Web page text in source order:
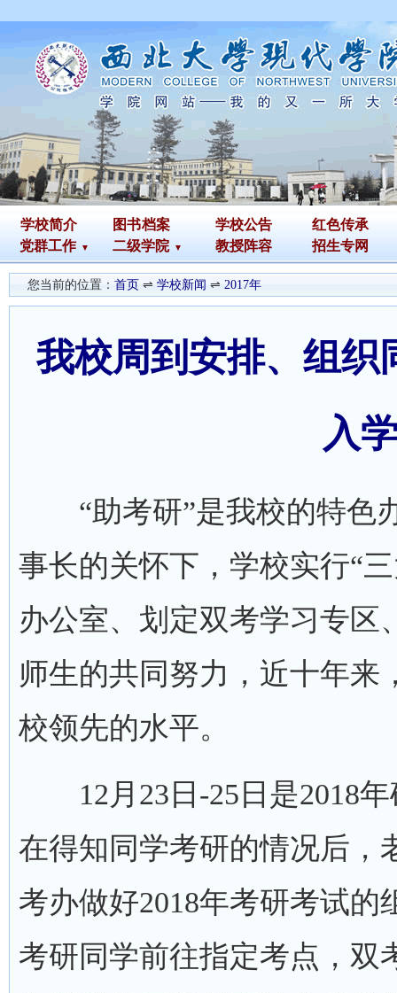
学校简介 图书档案 学校公告
红色传承
党群工作
二级学院 教授阵容 招生专网
您当前的位置： 首页 ⇌ 学校新闻 ⇌ 2017年
我校周到安排、组织
入
“助考研”是我校的特色
事长的关怀下，学校实行“
办公室、划定双考学习专区
师生的共同努力，近十年来
校领先的水平。
12月23日-25日是2018年
在得知同学考研的情况后，
考办做好2018年考研考试
考研同学前往指定考点，双